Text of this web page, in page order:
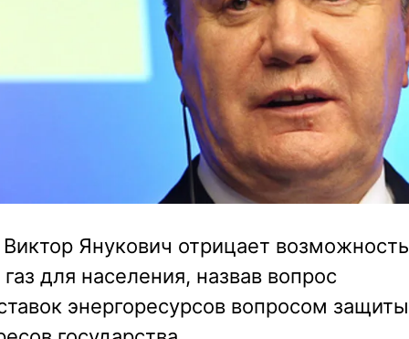
Янукович отрицает возможность
для населения, назвав вопрос
энергоресурсов вопросом защиты